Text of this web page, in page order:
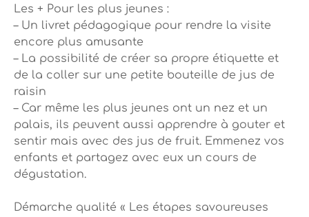
Les + Pour les plus jeunes :
– Un livret pédagogique pour rendre la visite
encore plus amusante
– La possibilité de créer sa propre étiquette et
de la coller sur une petite bouteille de jus de
raisin
– Car même les plus jeunes ont un nez et un
palais, ils peuvent aussi apprendre à gouter et
sentir mais avec des jus de fruit. Emmenez vos
enfants et partagez avec eux un cours de
dégustation.
Démarche qualité « Les étapes savoureuses